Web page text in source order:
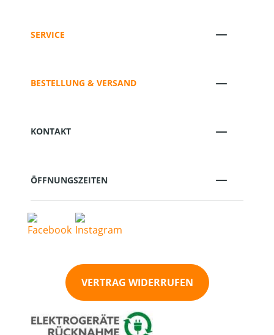
SERVICE
BESTELLUNG & VERSAND
KONTAKT
ÖFFNUNGSZEITEN
VERTRAG WIDERRUFEN